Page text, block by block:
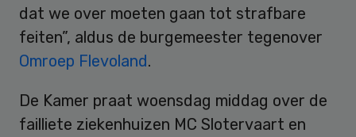
dat we over moeten gaan tot strafbare
feiten”, aldus de burgemeester tegenover
Omroep Flevoland.
De Kamer praat woensdag middag over de
failliete ziekenhuizen MC Slotervaart en